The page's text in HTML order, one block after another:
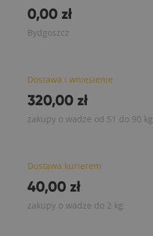
0,00 zł
Bydgoszcz
Dostawa i wniesienie
320,00 zł
zakupy o wadze od 51 do 90 kg
Dostawa kurierem
40,00 zł
zakupy o wadze do 2 kg